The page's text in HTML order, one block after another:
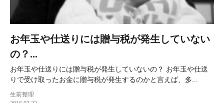
お年玉や仕送りには贈与税が発生していない
の？...
お年玉や仕送りには贈与税が発生していないの？ お年玉や仕送
りで受け取ったお金に贈与税が発生するのかと言えば、多...
生前整理